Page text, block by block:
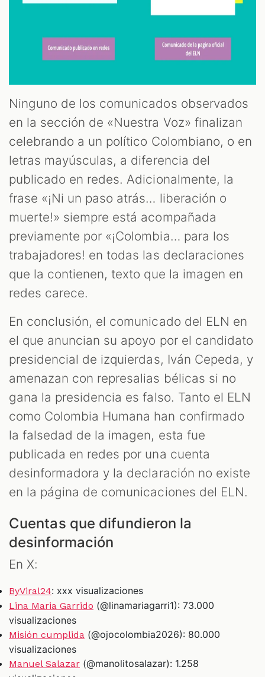
Ninguno de los comunicados observados
en la sección de «Nuestra Voz» finalizan
celebrando a un político Colombiano, o en
letras mayúsculas, a diferencia del
publicado en redes. Adicionalmente, la
frase «¡Ni un paso atrás… liberación o
muerte!» siempre está acompañada
previamente por «¡Colombia… para los
trabajadores! en todas las declaraciones
que la contienen, texto que la imagen en
redes carece.
En conclusión, el comunicado del ELN en
el que anuncian su apoyo por el candidato
presidencial de izquierdas, Iván Cepeda, y
amenazan con represalias bélicas si no
gana la presidencia es falso. Tanto el ELN
como Colombia Humana han confirmado
la falsedad de la imagen, esta fue
publicada en redes por una cuenta
desinformadora y la declaración no existe
en la página de comunicaciones del ELN.
Cuentas que difundieron la
desinformación
En X:
ByViral24: xxx visualizaciones
Lina Maria Garrido (@linamariagarri1): 73.000
visualizaciones
Misión cumplida (@ojocolombia2026): 80.000
visualizaciones
Manuel Salazar (@manolitosalazar): 1.258